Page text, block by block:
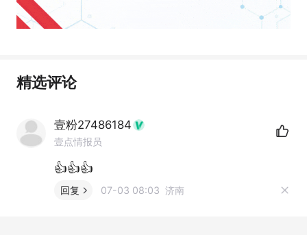
精选评论
壹粉27486184
壹点情报员
👍👍👍
回复 07-03 08:03 济南